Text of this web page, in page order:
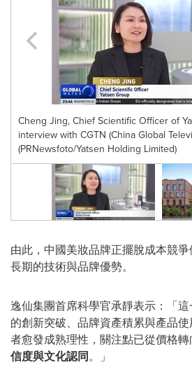
Cheng Jing, Chief Scientific Officer of
interview with CGTN (China Global
(PRNewsfoto/Yatsen Holding Limited)
由此，中國美妝品牌正擺脫成本競
長期的技術與品牌優勢。
逸仙集團首席科學官承靜表示：「
的創新突破、品牌資產積累與產品
者愈發成熟理性，關注點已從價格轉
信度與文化認同。」